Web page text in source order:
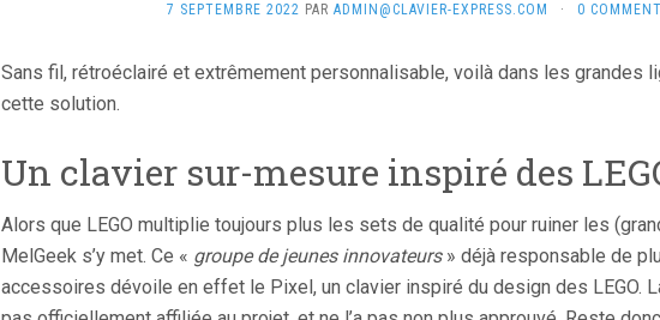
7 SEPTEMBRE 2022 PAR ADMIN@CLAVIER-EXPRESS.COM · 0
Sans fil, rétroéclairé et extrêmement personnalisable, voilà dans les grandes
cette solution.
Un clavier sur-mesure inspiré des
Alors que LEGO multiplie toujours plus les sets de qualité pour ruiner les
MelGeek s’y met. Ce « groupe de jeunes innovateurs» déjà responsable de
accessoires dévoile en effet le Pixel, un clavier inspiré du design des LEGO.